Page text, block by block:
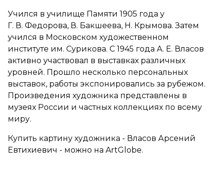
Учился в училище Памяти 1905 года у
Г. В. Федорова, В. Бакшеева, Н. Крымова. Затем
учился в Московском художественном
институте им. Сурикова. С 1945 года А. Е. Власов
активно участвовал в выставках различных
уровней. Прошло несколько персональных
выставок, работы экспонировались за рубежом.
Произведения художника представлены в
музеях России и частных коллекциях по всему
миру.
Купить картину художника - Власов Арсений
Евтихиевич - можно на ArtGlobe.